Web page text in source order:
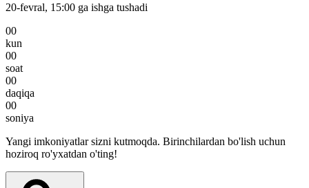
20-fevral, 15:00 ga ishga tushadi
00
kun
00
soat
00
daqiqa
00
soniya
Yangi imkoniyatlar sizni kutmoqda. Birinchilardan bo'lish uchun
hoziroq ro'yxatdan o'ting!